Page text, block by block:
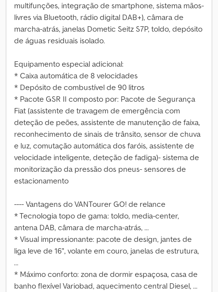
multifunções, integração de smartphone, sistema mãos-
livres via Bluetooth, rádio digital DAB+), câmara de
marcha-atrás, janelas Dometic Seitz S7P, toldo, depósito
de águas residuais isolado.
Equipamento especial adicional:
* Caixa automática de 8 velocidades
* Depósito de combustível de 90 litros
* Pacote GSR II composto por: Pacote de Segurança
Fiat (assistente de travagem de emergência com
deteção de peões, assistente de manutenção de faixa,
reconhecimento de sinais de trânsito, sensor de chuva
e luz, comutação automática dos faróis, assistente de
velocidade inteligente, deteção de fadiga)- sistema de
monitorização da pressão dos pneus- sensores de
estacionamento
---- Vantagens do VANTourer GO! de relance
* Tecnologia topo de gama: toldo, media-center,
antena DAB, câmara de marcha-atrás, ...
* Visual impressionante: pacote de design, jantes de
liga leve de 16", volante em couro, janelas de estrutura,
...
* Máximo conforto: zona de dormir espaçosa, casa de
banho flexível Variobad, aquecimento central Diesel, ...